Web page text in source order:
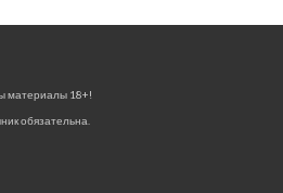
материалы 18+!
обязательна.